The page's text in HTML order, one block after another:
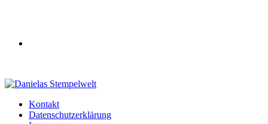
Kontakt
Datenschutzerklärung